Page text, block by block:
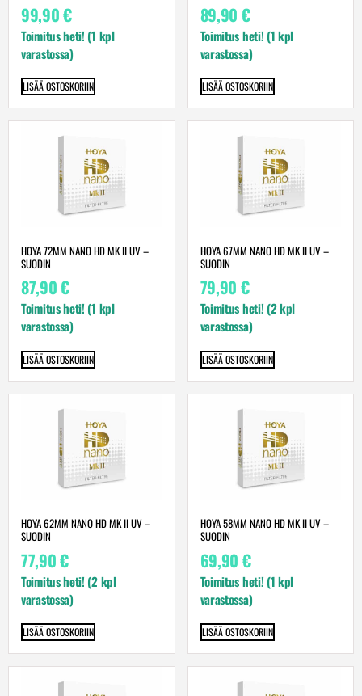
99,90€
Toimitus heti! (1 kpl
varastossa)
LISÄÄ OSTOSKORIIN
89,90 €
Toimitus heti! (1 kpl
varastossa)
LISÄÄ OSTOSKORIIN
HOYA 72MM NANO HD MK II UV –
SUODIN
87,90€
Toimitus heti! (1 kpl
varastossa)
LISÄÄ OSTOSKORIIN
HOYA 67MM NANO HD MK II UV –
SUODIN
79,90 €
Toimitus heti! (2 kpl
varastossa)
LISÄÄ OSTOSKORIIN
HOYA 62MM NANO HD MK II UV –
SUODIN
77,90€
Toimitus heti! (2 kpl
varastossa)
LISÄÄ OSTOSKORIIN
HOYA 58MM NANO HD MK II UV –
SUODIN
69,90 €
Toimitus heti! (1 kpl
varastossa)
LISÄÄ OSTOSKORIIN